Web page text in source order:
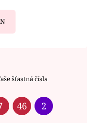
šťastná čísla
46 2